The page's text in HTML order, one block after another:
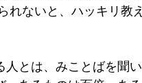
れないと、ハッキリ教
人とは、みことばを聞